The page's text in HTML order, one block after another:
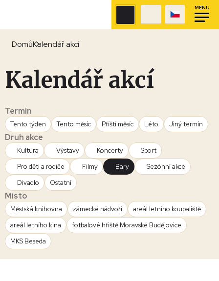
MENU
DomůKalendář akcí
Kalendář akcí
Termín
Tento týden Tento měsíc Příští měsíc Léto Jiný termín
Druh akce
Kultura Výstavy Koncerty
Sport
Pro děti a rodiče
Filmy Bary
Sezónní akce
Divadlo
Ostatní
Místo
Městská knihovna zámecké nádvoří
areál letního koupaliště
areál letního kina
fotbalové hřiště Moravské Budějovice
MKS Beseda